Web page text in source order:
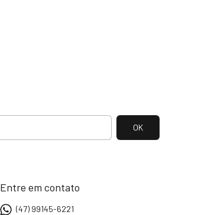
Entre em contato
(47) 99145-6221